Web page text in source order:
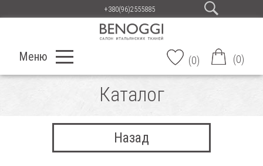
+380(96)2555885
Меню (0) (0)
Каталог
Назад